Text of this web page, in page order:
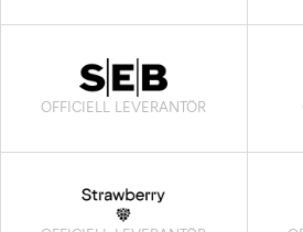
OFFICIELL LEVERANTÖR